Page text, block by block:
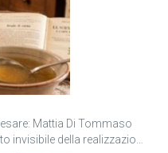
Mattia Di Tommaso
invisibile della realizzazione